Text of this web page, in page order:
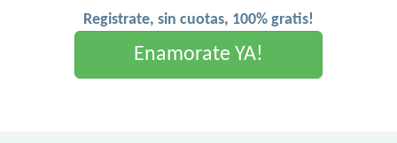
Registrate, sin cuotas, 100% gratis!
Enamorate YA!